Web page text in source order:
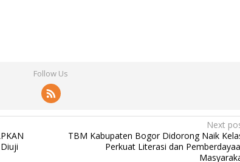
Follow Us
Next
TBM Kabupaten Bogor Didorong Naik
Perkuat Literasi dan